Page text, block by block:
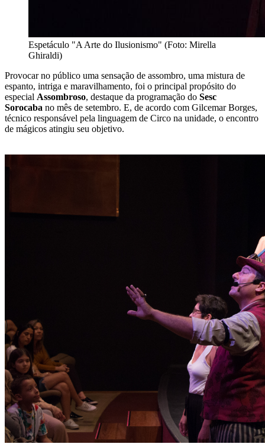
Espetáculo "A Arte do Ilusionismo" (Foto: Mirella
Ghiraldi)
Provocar no público uma sensação de assombro, uma mistura de
espanto, intriga e maravilhamento, foi o principal propósito do
especial Assombroso, destaque da programação do Sesc
Sorocaba no mês de setembro. E, de acordo com Gilcemar Borges,
técnico responsável pela linguagem de Circo na unidade, o encontro
de mágicos atingiu seu objetivo.